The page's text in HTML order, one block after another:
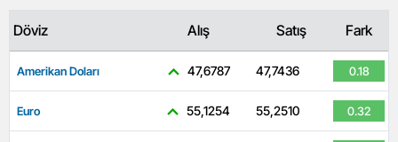
Döviz Alış Satış Fark
Amerikan Doları 47,6787 47,7436 0.18
Euro 55,1254 55,2510 0.32